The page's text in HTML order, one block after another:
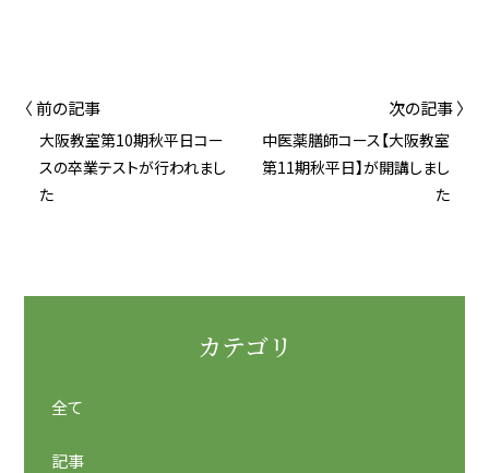
〈 前の記事
大阪教室第10期秋平日コー
スの卒業テストが行われまし
た
次の記事 〉
中医薬膳師コース【大阪教室
第11期秋平日】が開講しまし
た
カテゴリ
全て
記事